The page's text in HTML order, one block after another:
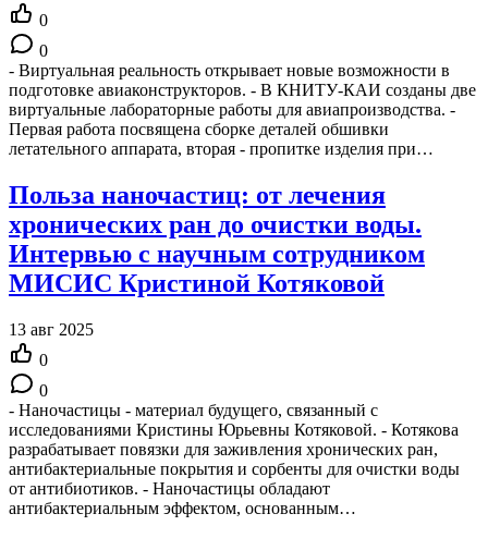
0
0
- Виртуальная реальность открывает новые возможности в
подготовке авиаконструкторов. - В КНИТУ-КАИ созданы две
виртуальные лабораторные работы для авиапроизводства. -
Первая работа посвящена сборке деталей обшивки
летательного аппарата, вторая - пропитке изделия при…
Польза наночастиц: от лечения
хронических ран до очистки воды.
Интервью с научным сотрудником
МИСИС Кристиной Котяковой
13 авг 2025
0
0
- Наночастицы - материал будущего, связанный с
исследованиями Кристины Юрьевны Котяковой. - Котякова
разрабатывает повязки для заживления хронических ран,
антибактериальные покрытия и сорбенты для очистки воды
от антибиотиков. - Наночастицы обладают
антибактериальным эффектом, основанным…